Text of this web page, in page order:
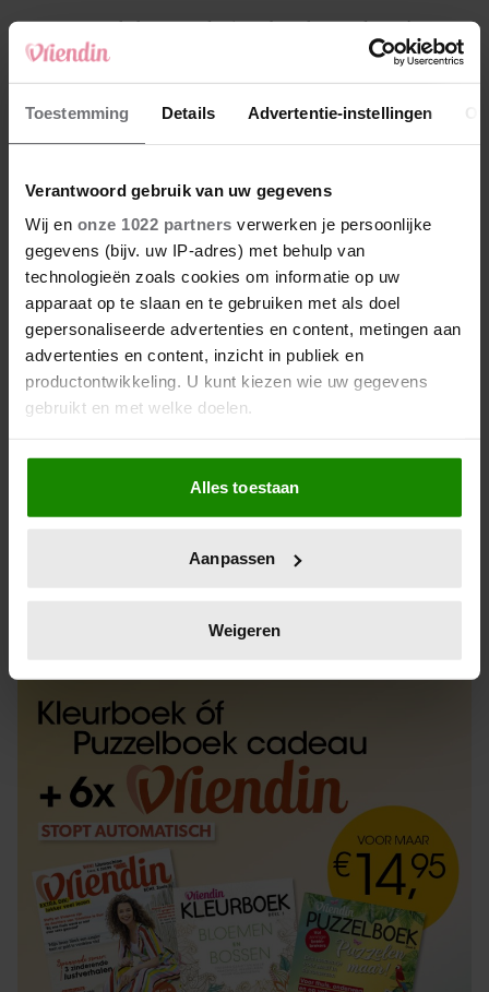
Toestemming Details Advertentie-instellingen
Verantwoord gebruik van uw gegevens
Wij en onze 1022 partners verwerken je persoonlijke
gegevens (bijv. uw IP-adres) met behulp van
technologieën zoals cookies om informatie op uw
apparaat op te slaan en te gebruiken met als doel
gepersonaliseerde advertenties en content, metingen aan
advertenties en content, inzicht in publiek en
productontwikkeling. U kunt kiezen wie uw gegevens
gebruikt en met welke doelen.
Als u het toestaat, willen we ook graag:
Informatie verzamelen over uw geografische
locatie, die tot een paar meter nauwkeurig kan zijn
scannen op specifieke eigenschappen (fingerprinting)
verwerkt en stel uw voorkeuren in het
intrekken in de Cookieverklaring.
We gebruiken cookies om content en advertenties te
personaliseren, om functies voor social media te bieden
en om ons websiteverkeer te analyseren. Ook delen we
informatie over uw gebruik van onze site met onze
partners voor social media, adverteren en analyse. Deze
partners kunnen deze gegevens combineren met andere
informatie die u aan ze heeft verstrekt of die ze hebben
verzameld op basis van uw gebruik van hun services. U
gaat akkoord met onze cookies als u onze website blijft
gebruiken.
Alles toestaan
Aanpassen
Weigeren
4 Makelaar Mandy: ‘Een bericht van de BN’er.
Een foto. Mijn lijf reageert’
5 Makelaar Mandy: ‘Vrijdagavond belde Bart.
Hij sprak eng kalm’
Nieuw